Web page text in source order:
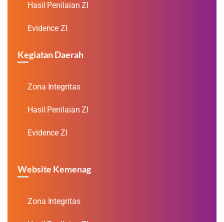
Hasil Penilaian ZI
Evidence ZI
Kegiatan Daerah
Zona Integritas
Hasil Penilaian ZI
Evidence ZI
Website Kemenag
Zona Integritas